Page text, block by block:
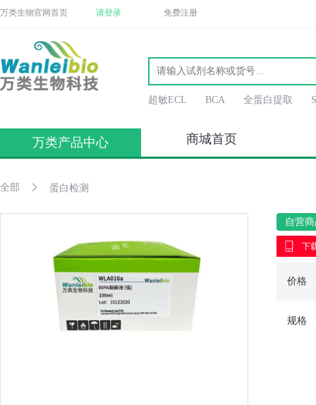
万类生物官网首页 请登录 免费注册
超敏ECL BCA 全蛋白提取
万类产品中心 商城首页
全部 蛋白检测
自营
下
价格
规格